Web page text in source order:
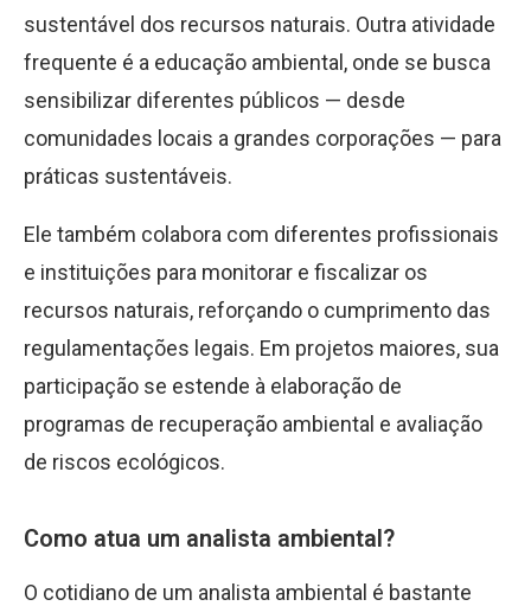
sustentável dos recursos naturais. Outra atividade
frequente é a educação ambiental, onde se busca
sensibilizar diferentes públicos — desde
comunidades locais a grandes corporações — para
práticas sustentáveis.
Ele também colabora com diferentes profissionais
e instituições para monitorar e fiscalizar os
recursos naturais, reforçando o cumprimento das
regulamentações legais. Em projetos maiores, sua
participação se estende à elaboração de
programas de recuperação ambiental e avaliação
de riscos ecológicos.
Como atua um analista ambiental?
O cotidiano de um analista ambiental é bastante